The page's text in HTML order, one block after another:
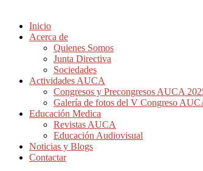
Inicio
Acerca de
Quienes Somos
Junta Directiva
Sociedades
Actividades AUCA
Congresos y Precongresos AUCA
Galería de fotos del V Congreso
Educación Medica
Revistas AUCA
Educación Audiovisual
Noticias y Blogs
Contactar